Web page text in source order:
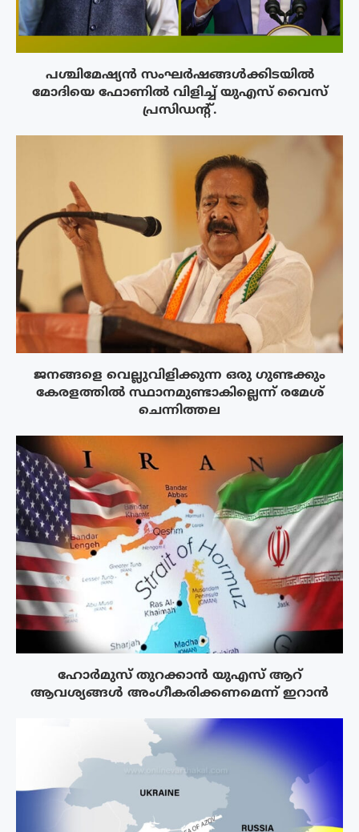
പശ്ചിമേഷ്യന്‍ സംഘര്‍ഷങ്ങള്‍ക്കിടയിൽ
മോദിയെ ഫോണില്‍ വിളിച്ച് യുഎസ് വൈസ്
പ്രസിഡന്റ്.
ജനങ്ങളെ വെല്ലുവിളിക്കുന്ന ഒരു ഗുണ്ടക്കും
കേരളത്തിൽ സ്ഥാനമുണ്ടാകില്ലെന്ന് രമേശ്
ചെന്നിത്തല
ഹോർമുസ് തുറക്കാൻ യുഎസ് ആറ്
ആവശ്യങ്ങൾ അംഗീകരിക്കണമെന്ന് ഇറാൻ